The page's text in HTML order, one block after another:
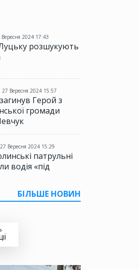
Вересня 2024 17:43
розшукують
27 Вересня 2024 15:57
Герой з
громади
27 Вересня 2024 15:29
патрульні
водія «під
БІЛЬШЕ НОВИН